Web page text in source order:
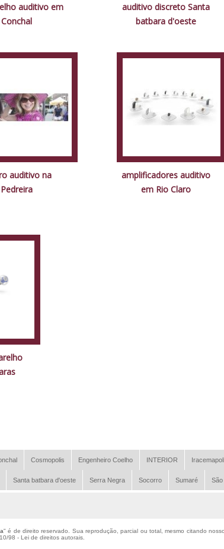
auditivo em
Conchal
auditivo discreto Santa
batbara d'oeste
auditivo na
Pedreira
amplificadores auditivo
em Rio Claro
Cosmopolis Engenheiro Coelho INTERIOR
Santa batbara d'oeste Serra Negra Socorro Sumaré São
" é de direito reservado. Sua reprodução, parcial ou total, mesmo citando
98 - Lei de direitos autorais.